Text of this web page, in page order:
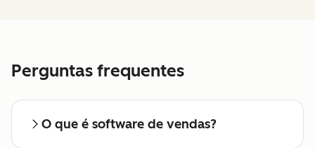
Perguntas frequentes
O que é software de vendas?